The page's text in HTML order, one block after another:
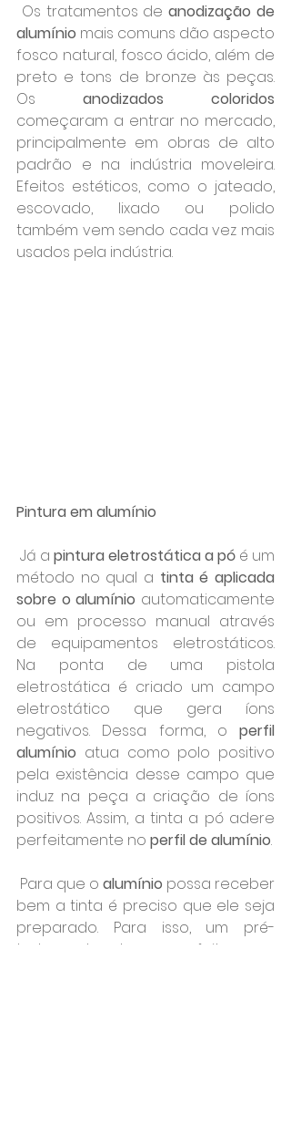
Os tratamentos de anodização de
alumínio mais comuns dão aspecto
fosco natural, fosco ácido, além de
preto e tons de bronze às peças.
Os anodizados coloridos
começaram a entrar no mercado,
principalmente em obras de alto
padrão e na indústria moveleira.
Efeitos estéticos, como o jateado,
escovado, lixado ou polido
também vem sendo cada vez mais
usados pela indústria.
Pintura em alumínio
Já a pintura eletrostática a pó é um
método no qual a tinta é aplicada
sobre o alumínio automaticamente
ou em processo manual através
de equipamentos eletrostáticos.
Na ponta de uma pistola
eletrostática é criado um campo
eletrostático que gera íons
negativos. Dessa forma, o perfil
alumínio atua como polo positivo
pela existência desse campo que
induz na peça a criação de íons
positivos. Assim, a tinta a pó adere
perfeitamente no perfil de alumínio.
Para que o alumínio possa receber
bem a tinta é preciso que ele seja
preparado. Para isso, um pré-
tratamento deve ser feito com